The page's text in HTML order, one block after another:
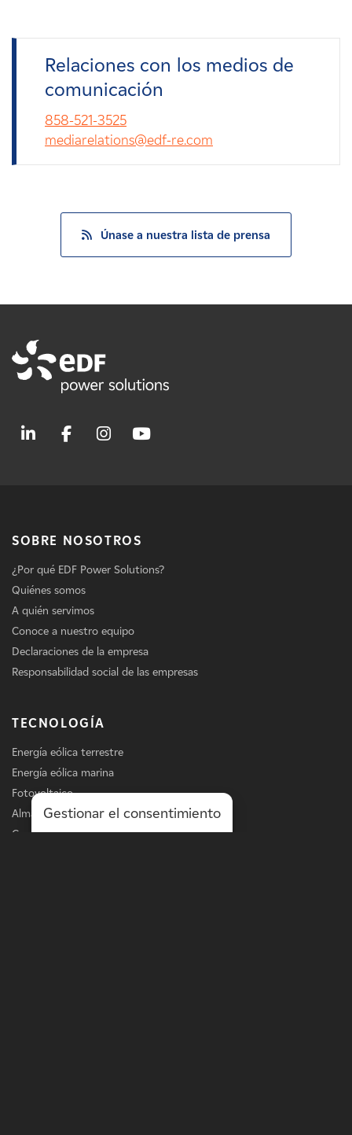
Relaciones con los medios de
comunicación
858-521-3525
mediarelations@edf-re.com
Únase a nuestra lista de prensa
SOBRE NOSOTROS
¿Por qué EDF Power Solutions?
Quiénes somos
A quién servimos
Conoce a nuestro equipo
Declaraciones de la empresa
Responsabilidad social de las empresas
TECNOLOGÍA
Energía eólica terrestre
Energía eólica marina
Fotovoltaico
Almacenamiento
Carga de vehículos eléctricos
Gestionar el consentimiento